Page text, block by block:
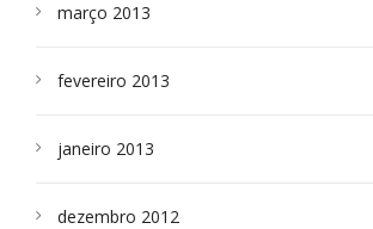
março 2013
fevereiro 2013
janeiro 2013
dezembro 2012